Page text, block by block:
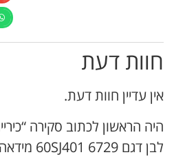
חוות דעת
אין עדיין חוות דעת.
לבן דגם 60SJ401 6729 מידאה יבואן רשמי”